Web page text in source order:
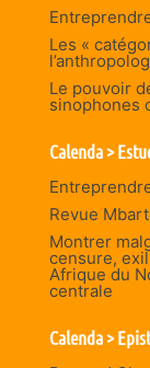
Les «
Le pouvoir
sinophones
Calenda >
Revue
Montrer
censure,
Afrique du
centrale
Calenda >